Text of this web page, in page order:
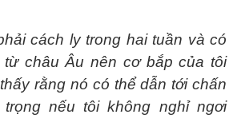
cách ly trong hai tuần và có
từ châu Âu nên cơ bắp của tôi
rằng nó có thể dẫn tới chấn
trọng nếu tôi không nghỉ ngơi